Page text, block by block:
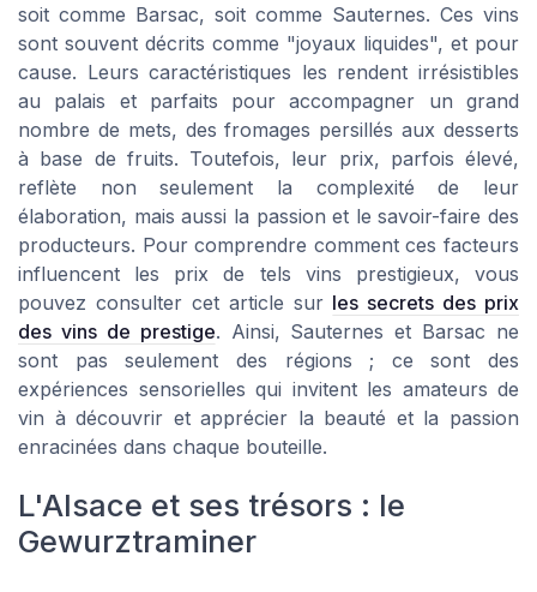
soit comme Barsac, soit comme Sauternes. Ces vins
sont souvent décrits comme "joyaux liquides", et pour
cause. Leurs caractéristiques les rendent irrésistibles
au palais et parfaits pour accompagner un grand
nombre de mets, des fromages persillés aux desserts
à base de fruits. Toutefois, leur prix, parfois élevé,
reflète non seulement la complexité de leur
élaboration, mais aussi la passion et le savoir-faire des
producteurs. Pour comprendre comment ces facteurs
influencent les prix de tels vins prestigieux, vous
pouvez consulter cet article sur les secrets des prix
des vins de prestige. Ainsi, Sauternes et Barsac ne
sont pas seulement des régions ; ce sont des
expériences sensorielles qui invitent les amateurs de
vin à découvrir et apprécier la beauté et la passion
enracinées dans chaque bouteille.
L'Alsace et ses trésors : le
Gewurztraminer